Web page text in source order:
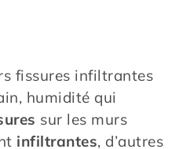
fissures infiltrantes
humidité qui
sur les murs
infiltrantes, d’autres